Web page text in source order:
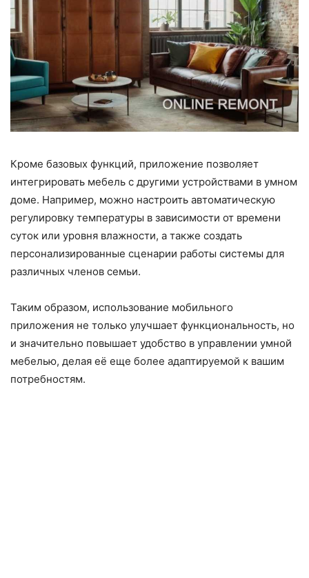
Кроме базовых функций, приложение позволяет
интегрировать мебель с другими устройствами в умном
доме. Например, можно настроить автоматическую
регулировку температуры в зависимости от времени
суток или уровня влажности, а также создать
персонализированные сценарии работы системы для
различных членов семьи.
Таким образом, использование мобильного
приложения не только улучшает функциональность, но
и значительно повышает удобство в управлении умной
мебелью, делая её еще более адаптируемой к вашим
потребностям.